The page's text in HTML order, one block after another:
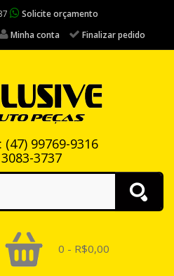
Solicite orçamento
Minha conta Finalizar pedido
(47) 99769-9316
3737
0 - R$0,00